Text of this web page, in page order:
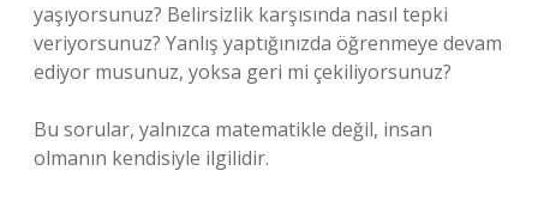
yaşıyorsunuz? Belirsizlik karşısında nasıl tepki
veriyorsunuz? Yanlış yaptığınızda öğrenmeye devam
ediyor musunuz, yoksa geri mi çekiliyorsunuz?
Bu sorular, yalnızca matematikle değil, insan
olmanın kendisiyle ilgilidir.